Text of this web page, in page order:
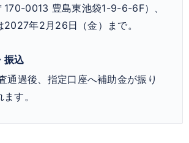
170-0013 豊島東池袋1-9-6-6F）、
2027年2月26日（金）まで。
振込
通過後、指定口座へ補助金が振り
す。